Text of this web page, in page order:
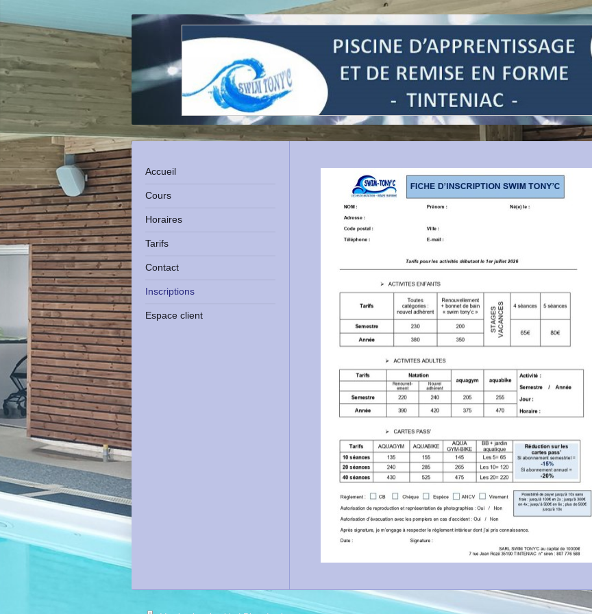
Accueil
Cours
Horaires
Tarifs
Contact
Inscriptions
Espace client